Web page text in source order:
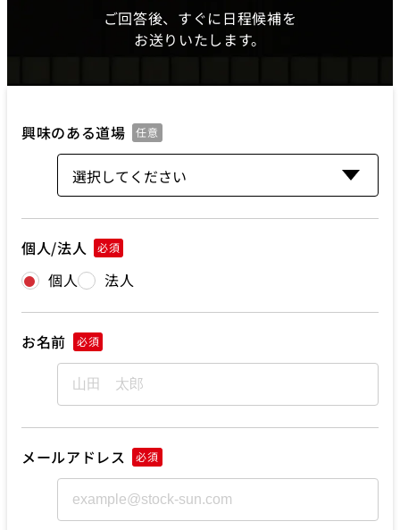
ご回答後、すぐに日程候補を
お送りいたします。
興味のある道場 任意
個人/法人 必須
個人 法人
お名前 必須
メールアドレス 必須